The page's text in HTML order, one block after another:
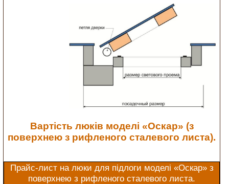
Вартість люків моделі «Оскар» (з
поверхнею з рифленого сталевого листа).
Прайс-лист на люки для підлоги моделі «Оскар» з
поверхнею з рифленого сталевого листа.